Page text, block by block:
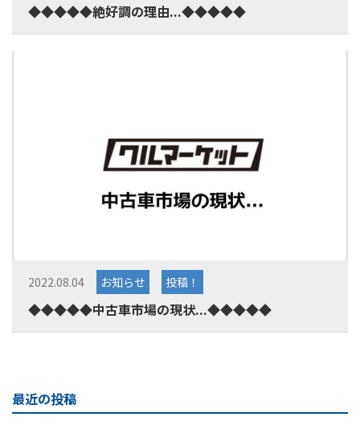
◆◆◆◆◆絶好調の理由...◆◆◆◆◆
2022.08.04 お知らせ 投稿！
◆◆◆◆◆中古車市場の現状...◆◆◆◆◆
最近の投稿